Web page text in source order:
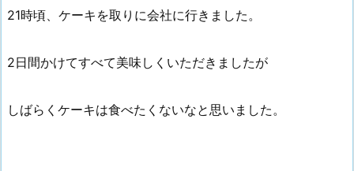
21時頃、ケーキを取りに会社に行きました。
2日間かけてすべて美味しくいただきましたが
しばらくケーキは食べたくないなと思いました。